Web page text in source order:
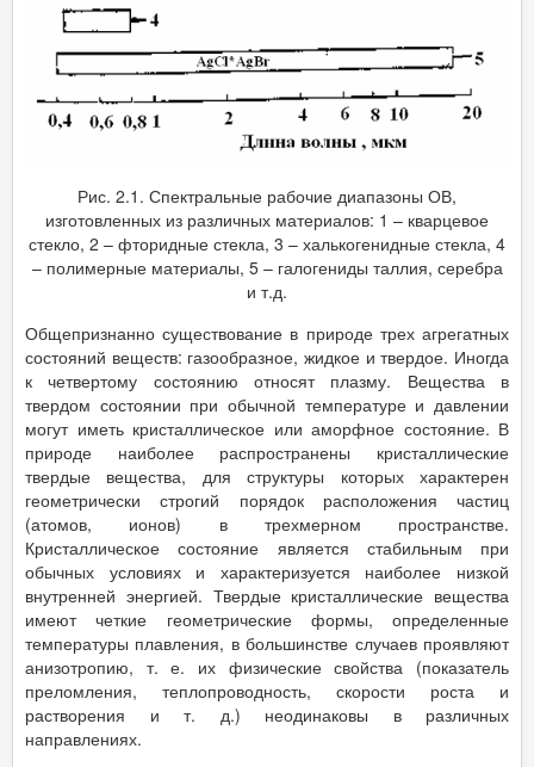
Рис. 2.1. Спектральные рабочие диапазоны ОВ,
изготовленных из различных материалов: 1 – кварцевое
стекло, 2 – фторидные стекла, 3 – халькогенидные стекла, 4
– полимерные материалы, 5 – галогениды таллия, серебра
и т.д.
Общепризнанно существование в природе трех агрегатных
состояний веществ: газообразное, жидкое и твердое. Иногда
к четвертому состоянию относят плазму. Вещества в
твердом состоянии при обычной температуре и давлении
могут иметь кристаллическое или аморфное состояние. В
природе наиболее распространены кристаллические
твердые вещества, для структуры которых характерен
геометрически строгий порядок расположения частиц
(атомов, ионов) в трехмерном пространстве.
Кристаллическое состояние является стабильным при
обычных условиях и характеризуется наиболее низкой
внутренней энергией. Твердые кристаллические вещества
имеют четкие геометрические формы, определенные
температуры плавления, в большинстве случаев проявляют
анизотропию, т. е. их физические свойства (показатель
преломления, теплопроводность, скорости роста и
растворения и т. д.) неодинаковы в различных
направлениях.